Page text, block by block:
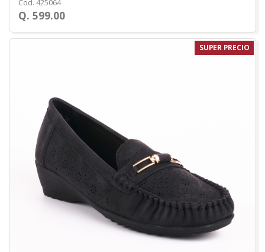
Cod. 425064
Q. 599.00
SUPER PRECIO